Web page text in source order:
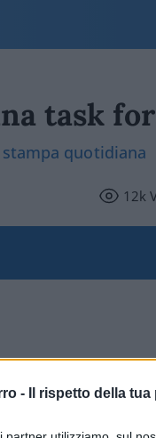
- Il rispetto della
task
quotidiana
12k